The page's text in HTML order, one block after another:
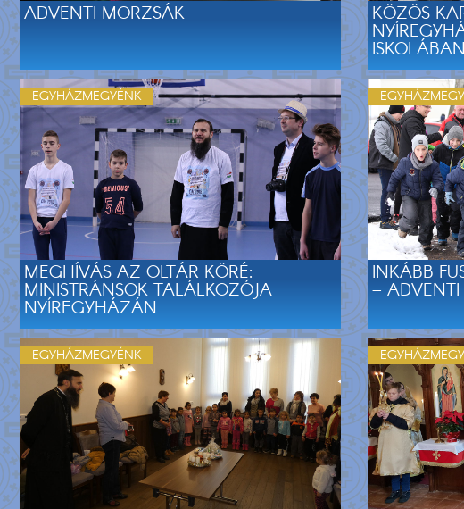
ADVENTI MORZSÁK KÖZÖS
ISKOLÁBAN
MEGHÍVÁS AZ OLTÁR KÖRÉ:
MINISTRÁNSOK TALÁLKOZÓJA
NYÍREGYHÁZÁN
EGYHÁZMEGYÉNK
INKÁBB
– ADVENTI
EGYHÁZMEGYÉNK